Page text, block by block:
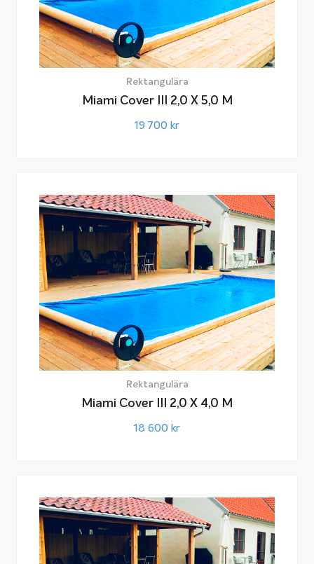
Rektangulära
Miami Cover III 2,0 X 5,0 M
19 700 kr
Rektangulära
Miami Cover III 2,0 X 4,0 M
18 600 kr